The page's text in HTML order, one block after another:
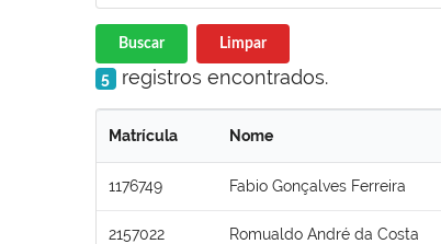
Buscar Limpar
5 registros encontrados.
Matrícula Nome
1176749 Fabio Gonçalves Ferreira
2157022 Romualdo André da Costa